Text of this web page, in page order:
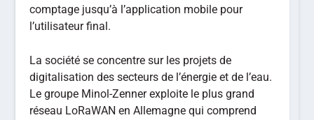
comptage jusqu’à l’application mobile pour
l’utilisateur final.
La société se concentre sur les projets de
digitalisation des secteurs de l’énergie et de l’eau.
Le groupe Minol-Zenner exploite le plus grand
réseau LoRaWAN en Allemagne qui comprend